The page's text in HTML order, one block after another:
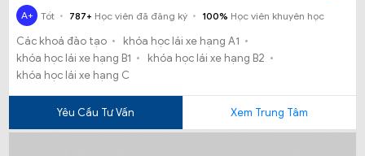
nào là uy tín tại Hà Nội, dưới đây hãy để hocthilaixe.com giới
thiệu cho bạn Trung tâm Nghiên Cứu Khoa Học Và Đào Tạo Sở
GTVT Hà Nội là một trong những nơi thi bằng lái xe ở Hà nội uy
tín.
A+ Tốt 787+ Học viên đã đăng ký 100% Học viên khuyên học
Các khoá đào tạo
khóa học lái xe hạng A1
khóa học lái xe hạng B1
khóa học lái xe hạng B2
khóa học lái xe hạng C
Yêu Cầu Tư Vấn Xem Trung Tâm